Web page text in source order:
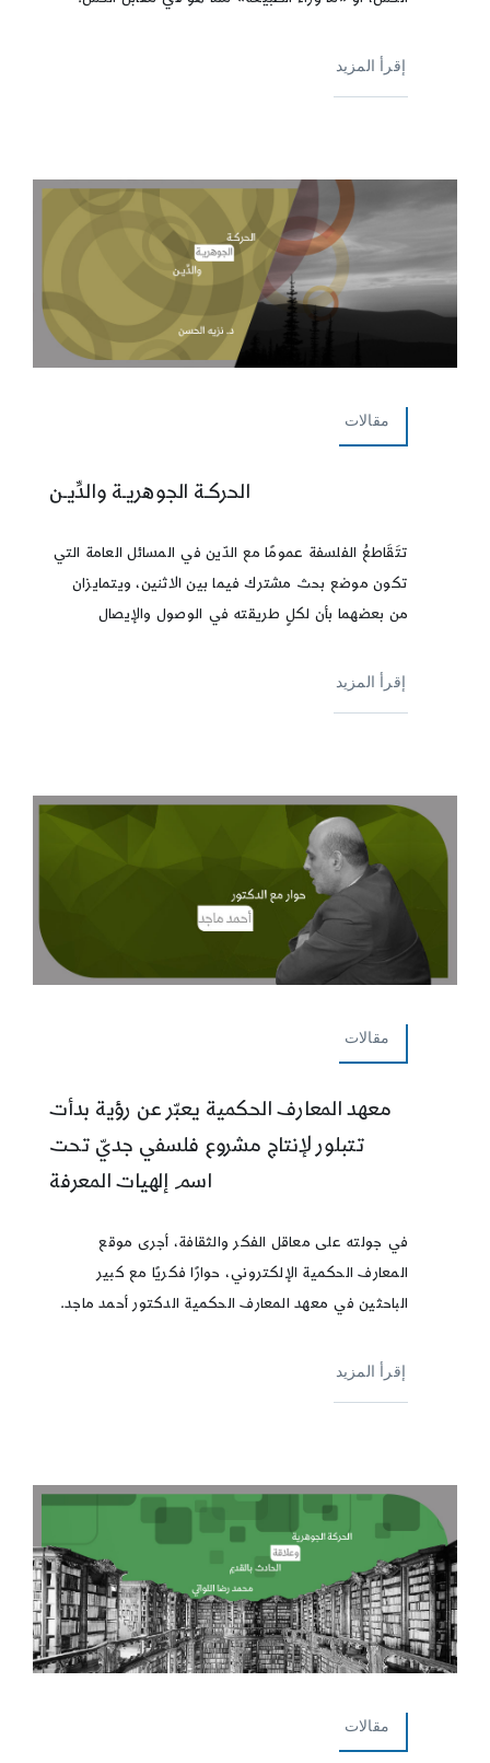
إقرأ المزيد
مقالات
الحركـة الجوهريـة والدِّيـن
تتَقَاطعُ الفلسفة عمومًا مع الدّين في المسائل العامة التي
تكون موضع بحث مشترك فيما بين الاثنين، ويتمايزان
من بعضهما بأن لكلٍ طريقته في الوصول والإيصال
إقرأ المزيد
مقالات
معهد المعارف الحكمية يعبّر عن رؤية بدأت
تتبلور لإنتاج مشروع فلسفي جديّ تحت
اسم إلهيات المعرفة
في جولته على معاقل الفكر والثقافة، أجرى موقع
المعارف الحكمية الإلكتروني، حوارًا فكريًا مع كبير
الباحثين في معهد المعارف الحكمية الدكتور أحمد ماجد.
إقرأ المزيد
مقالات